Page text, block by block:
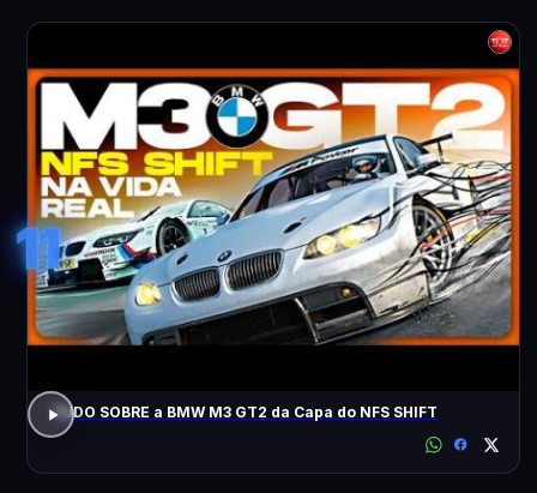
11
TUDO SOBRE a BMW M3 GT2 da Capa do NFS SHIFT